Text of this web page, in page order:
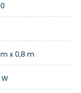
x 0,8 m
W